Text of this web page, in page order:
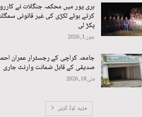
ہری پور میں محکمہ جنگلات نے
کرتے ہوئے لکڑی کی غیر قانونی
پکڑ لی
جون 1, 2026
جامعہ کراچی کے رجسٹرار عمران
صدیقی کے قابل ضمانت وارنٹ جاری
مئی 18, 2026
مزید لوڈ کریں